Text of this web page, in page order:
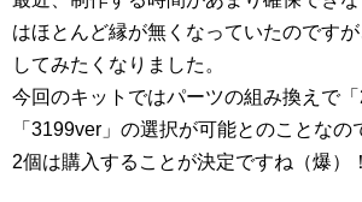
はほとんど縁が無くなっていたのです
してみたくなりました。
今回のキットではパーツの組み換えで
「3199ver」の選択が可能とのことなの
2個は購入することが決定ですね（爆）！